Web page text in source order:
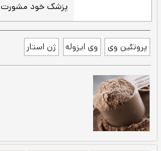
250 میلی‌لیتر آب یا
سپس میل کنید.
حاوی ترکیباتی شامل مخلوط
(کنسانتره پروتئین وی،
وی)، مجموعه آنزیمی،